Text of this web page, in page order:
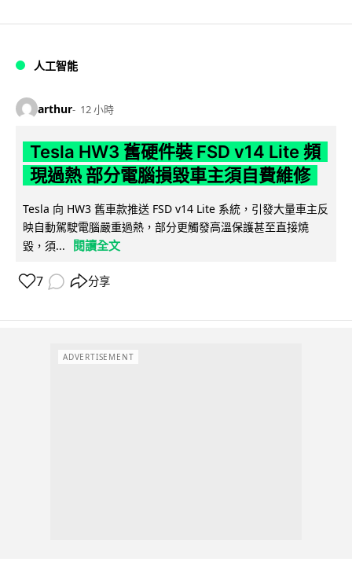
人工智能
arthur 12 小時
Tesla HW3 舊硬件裝 FSD v14 Lite 頻
現過熱 部分電腦損毀車主須自費維修
Tesla 向 HW3 舊車款推送 FSD v14 Lite 系統，引發大量車主反
映自動駕駛電腦嚴重過熱，部分更觸發高溫保護甚至直接燒
毀，須...
閱讀全文
7 分享
ADVERTISEMENT